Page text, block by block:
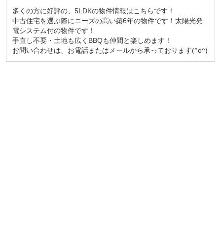
多くの方に好評の、5LDKの物件情報はこちらです！
中古住宅を選ぶ際にニーズの高い築6年の物件です！太陽光発
電システム付の物件です！
手直し不要・土地も広くBBQも仲間と楽しめます！
お問い合わせは、お電話またはメールから承っております(^o^)